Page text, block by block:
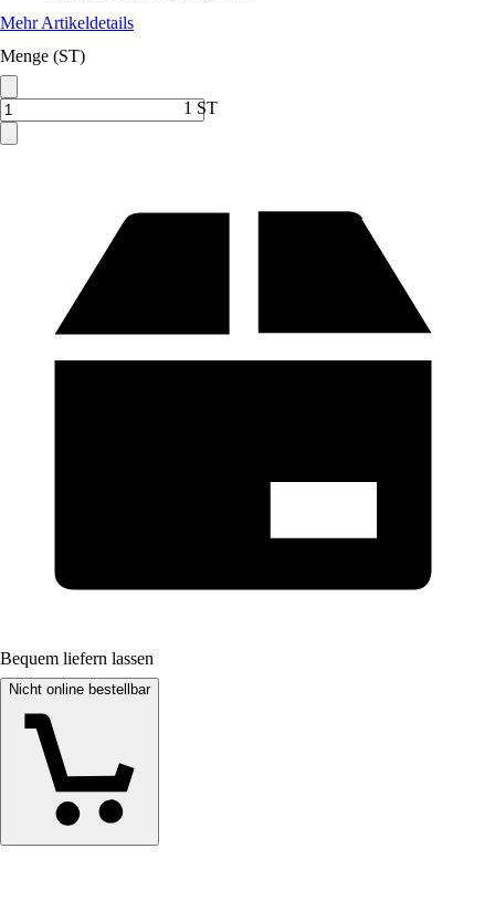
Mehr Artikeldetails
Menge (ST)
1 ST
Bequem liefern lassen
Nicht online bestellbar